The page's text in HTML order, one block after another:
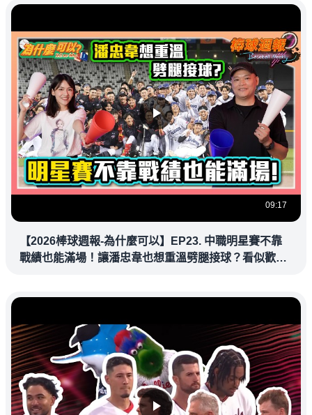
09:17
【2026棒球週報-為什麼可以】EP23. 中職明星賽不靠
戰績也能滿場！讓潘忠韋也想重溫劈腿接球？看似歡樂